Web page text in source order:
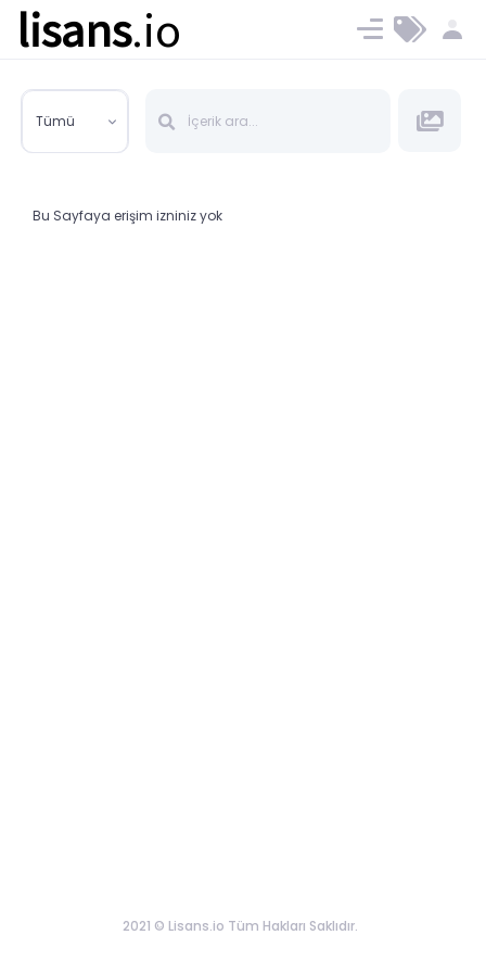
lisans.io Ücret ve Planlar
Tümü
Bu Sayfaya erişim izniniz yok
2021 © Lisans.io Tüm Hakları Saklıdır.